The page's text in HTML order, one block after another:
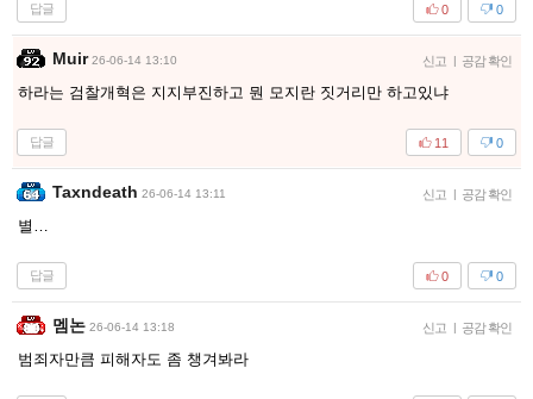
답글 0
0
Muir 26-06-14 13:10 신고 | 공감 확인
하라는 검찰개혁은 지지부진하고 뭔 모지란 짓거리만 하고있냐
답글 0
11
Taxndeath 26-06-14 13:11 신고 | 공감 확인
별…
답글 0
0
멤논 26-06-14 13:18 신고 | 공감 확인
범죄자만큼 피해자도 좀 챙겨봐라